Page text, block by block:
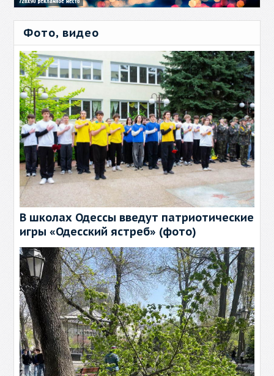
Фото, видео
В школах Одессы введут патриотические
игры «Одесский ястреб» (фото)